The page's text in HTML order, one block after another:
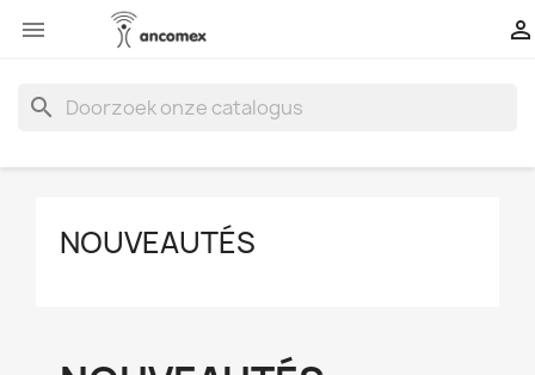
 
search
NOUVEAUTÉS